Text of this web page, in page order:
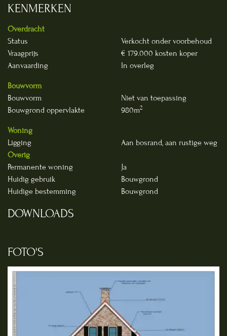
KENMERKEN
Overdracht
Status
Verkocht onder voorbehoud
Vraagprijs
€ 179.000 kosten koper
Aanvaarding
In overleg
Bouwvorm
Bouwvorm
Niet van toepassing
Bouwgrond oppervlakte
980m2
Woning
Ligging
Aan bosrand, aan rustige weg
Overig
Permanente woning
Ja
Huidig gebruik
Bouwgrond
Huidige bestemming
Bouwgrond
DOWNLOADS
FOTO'S
Foto